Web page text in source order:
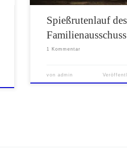
Spießrutenlauf
Familienausschuss
1 Kommentar
vonadmin